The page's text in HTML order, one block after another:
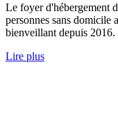
Le foyer d'hébergement
personnes sans domicile
bienveillant depuis 2016.
Lire plus